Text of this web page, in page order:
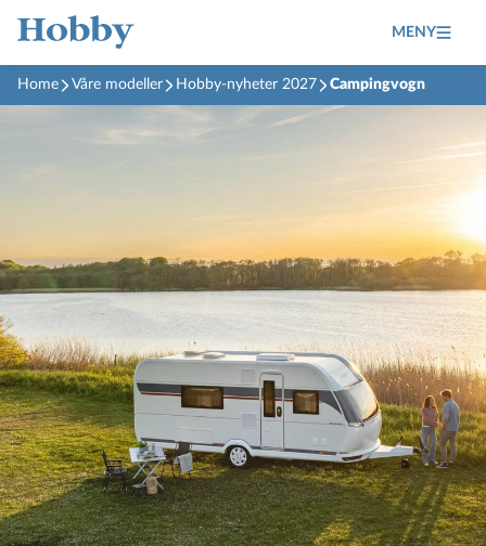
MENY
Home Våre modeller Hobby-nyheter 2027 Campingvogn